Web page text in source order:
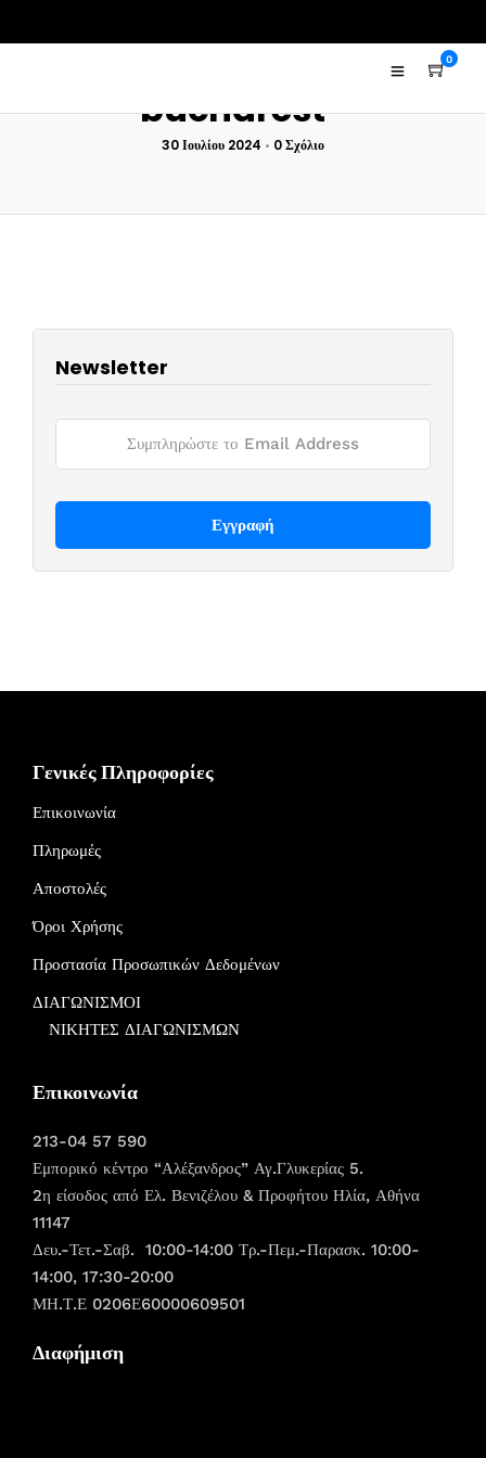
0
bucharest-
30 Ιουλίου 2024 • 0 Σχόλιο
Newsletter
Γενικές Πληροφορίες
Επικοινωνία
Πληρωμές
Αποστολές
Όροι Χρήσης
Προστασία Προσωπικών Δεδομένων
ΔΙΑΓΩΝΙΣΜΟΙ
ΝΙΚΗΤΕΣ ΔΙΑΓΩΝΙΣΜΩΝ
Επικοινωνία
213-04 57 590
Εμπορικό κέντρο “Αλέξανδρος” Αγ.Γλυκερίας 5.
2η είσοδος από Ελ. Βενιζέλου & Προφήτου Ηλία, Αθήνα
11147
Δευ.-Τετ.-Σαβ. 10:00-14:00 Τρ.-Πεμ.-Παρασκ. 10:00-
14:00, 17:30-20:00
ΜΗ.Τ.Ε 0206Ε60000609501
Διαφήμιση